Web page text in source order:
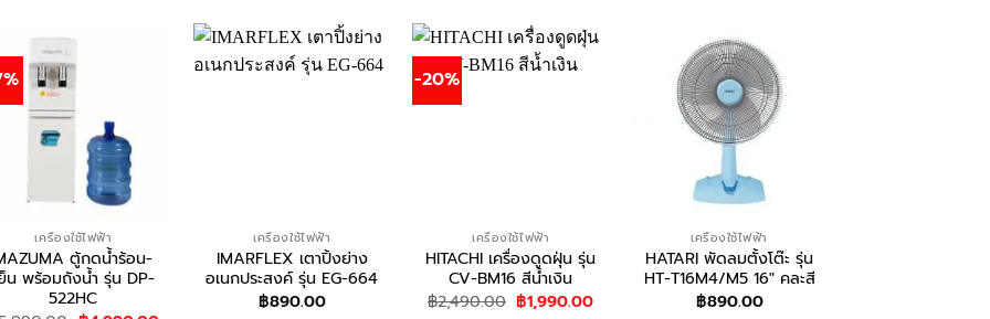
เครื่องใช้ไฟฟ้า
ตู้กดน้ำร้อน-
น พร้อมถังน้ำ รุ่น DP-
522HC
เครื่องใช้ไฟฟ้า
IMARFLEX เตาปิ้งย่าง
อเนกประสงค์ รุ่น EG-664
฿890.00
-20%
เครื่องใช้ไฟฟ้า
HITACHI เครื่องดูดฝุ่น รุ่น
CV-BM16 สีน้ำเงิน
฿2,490.00 Original
฿1,990.00Current
เครื่องใช้ไฟฟ้า
HATARI พัดลมตั้งโต๊ะ รุ่น
HT-T16M4/M5 16″ คละสี
฿890.00